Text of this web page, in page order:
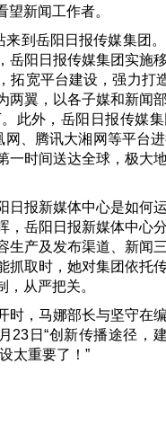
新闻工作者。
到岳阳日报传媒集团
岳阳日报传媒集团实施
拓宽平台建设，强力打
两翼，以各子媒和新闻
此外，岳阳日报传媒
网、腾讯大湘网等平台
一时间送达全球，极大
报新媒体中心是如何
，岳阳日报新媒体中心
生产及发布渠道、新闻
抓取时，她对集团依托
从严把关。
，马娜部长与坚守在
23日“创新传播途径，
太重要了！”